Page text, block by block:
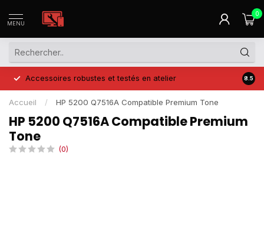
MENU
0
Accessoires robustes et testés en atelier Prix
8.5
Accueil / HP 5200 Q7516A Compatible Premium Tone
HP 5200 Q7516A Compatible Premium
Tone
(0)